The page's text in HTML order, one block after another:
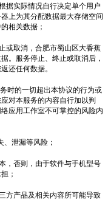
据实际情况自行决定单个用户
上为其分配数据最大存储空间
相关数据；
或取消，合肥市蜀山区大香蕉
。服务停止、终止或取消后，
还任何数据。
时的一切超出本协议的行为或
对本服务的内容自行加以判
应用工作室不可掌控的风险内
泄漏等风险；
，否则，由于软件与手机型号
；
方产品及相关内容所可能导致